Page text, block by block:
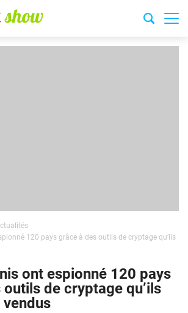
120 pays grâce à des outils de cryptage qu’ils
ont espionné 120 pays
de cryptage qu’ils
vendus